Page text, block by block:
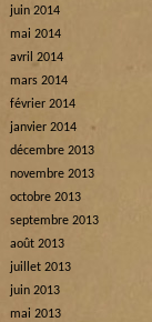
juin 2014
mai 2014
avril 2014
mars 2014
février 2014
janvier 2014
décembre 2013
novembre 2013
octobre 2013
septembre 2013
août 2013
juillet 2013
juin 2013
mai 2013